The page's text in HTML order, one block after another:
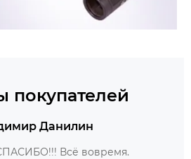
покупателей
Данилин
Всё вовремя.